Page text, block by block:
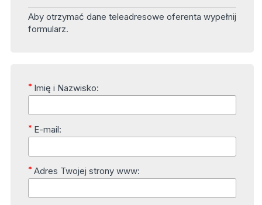
Aby otrzymać dane teleadresowe oferenta wypełnij
formularz.
* Imię i Nazwisko:
* E-mail:
* Adres Twojej strony www: